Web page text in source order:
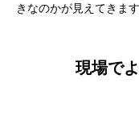
きなのかが見えてきます
現場で